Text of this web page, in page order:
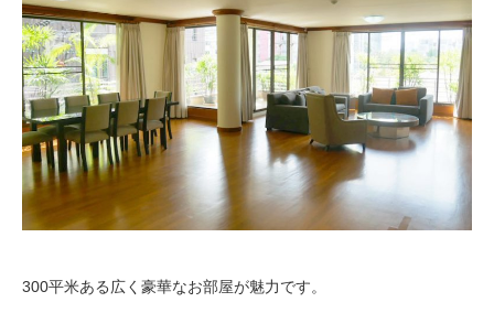
300平米ある広く豪華なお部屋が魅力です。